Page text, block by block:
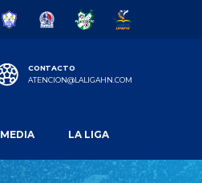
CONTACTO
ATENCION@LALIGAHN.COM
MEDIA LA LIGA